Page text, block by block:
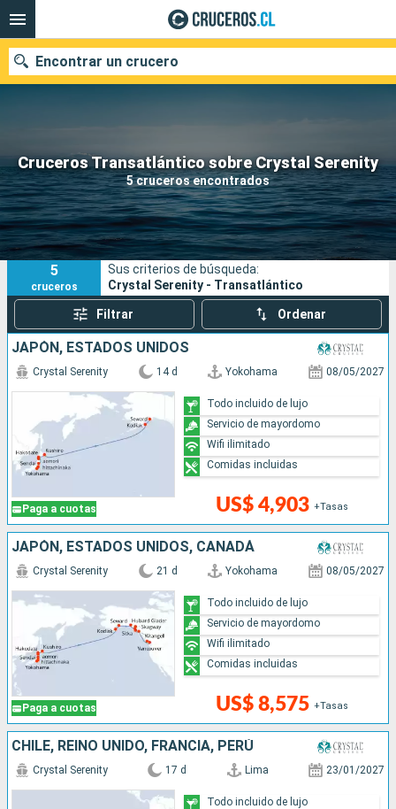
Cruceros Transatlántico sobre Crystal Serenity
5 cruceros encontrados
Encontrar un crucero
Nuestros destinos
Fecha de salida
Puertos Compañías
Buscar
5
cruceros
Sus criterios de búsqueda:
Crystal Serenity - Transatlántico
Filtrar Ordenar
JAPÓN, ESTADOS UNIDOS
Paga a cuotas
Crystal Serenity 14 d Yokohama 08/05/2027
US$ 4,903 +Tasas
Todo incluido de lujo
Servicio de mayordomo
Wifi ilimitado
Comidas incluidas
JAPÓN, ESTADOS UNIDOS, CANADÁ
Paga a cuotas
Crystal Serenity 21 d Yokohama 08/05/2027
US$ 8,575 +Tasas
Todo incluido de lujo
Servicio de mayordomo
Wifi ilimitado
Comidas incluidas
CHILE, REINO UNIDO, FRANCIA, PERÚ
Crystal Serenity 17 d Lima 23/01/2027
Todo incluido de lujo